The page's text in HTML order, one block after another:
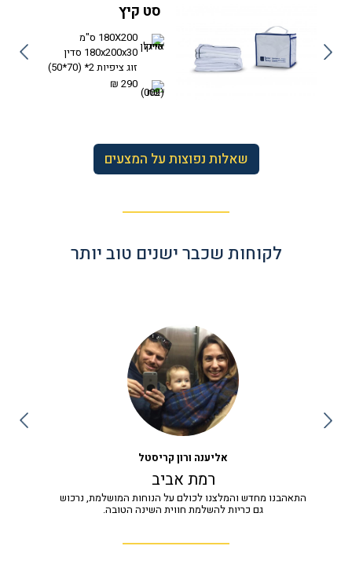
סט קיץ
180X200 ס"מ
180x200x30 סדין
זוג ציפיות 2* (70*50)
290 ₪
שאלות נפוצות על המצעים
לקוחות שכבר ישנים טוב יותר
אליענה ורון קריסטל
רמת אביב
התאהבנו מחדש והמלצנו לכולם על הנוחות המושלמת, נרכוש
גם כריות להשלמת חווית השינה הטובה.